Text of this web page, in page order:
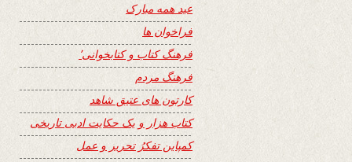
عید همه مبارک
فراخوان ها
فرهنگ کتاب و کتابخوانی٬
فرهنگ مردم
کارتون های عتیق شاهد
کتاب هزار و یک حکایت ادبی تاریخی
کمپاین تفکرُ تحریر و عمل